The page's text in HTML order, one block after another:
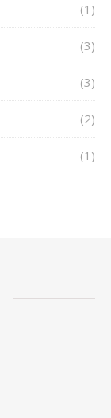
(1)
(3)
(3)
(2)
(1)